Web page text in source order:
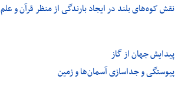
نقش کوه‌های بلند در ایجاد بارندگی از منظر قرآن و علم
پیدایش جهان از گاز
پیوستگی و جداسازی آسمان‌ها و زمین